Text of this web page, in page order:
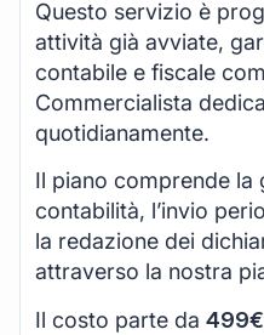
Questo servizio è
attività già avviate,
contabile e fiscale
Commercialista
quotidianamente.
Il piano comprende la
contabilità, l’invio
la redazione dei
attraverso la nostra
Il costo parte da 499€